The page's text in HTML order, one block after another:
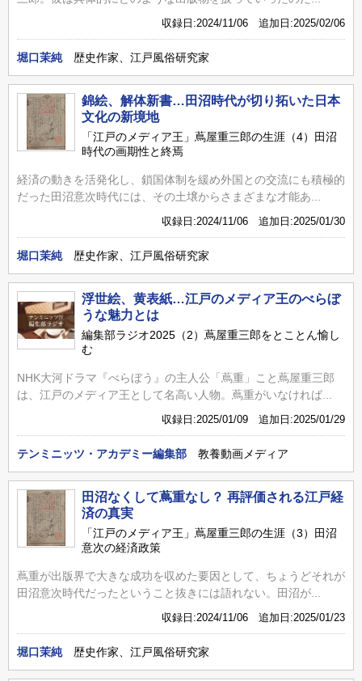
収録日:2024/11/06 追加日:2025/02/06
堀口茉純 歴史作家、江戸風俗研究家
錦絵、解体新書…田沼時代が切り拓いた日本
文化の新境地
「江戸のメディア王」蔦屋重三郎の生涯（4）田沼
時代の画期性と終焉
経済の動きを活発化し、鎖国体制を緩め外国との交流にも積極的
だった田沼意次時代には、その土壌からさまざまな才能あ...
収録日:2024/11/06 追加日:2025/01/30
堀口茉純 歴史作家、江戸風俗研究家
浮世絵、黄表紙…江戸のメディア王のべらぼ
うな魅力とは
編集部ラジオ2025（2）蔦屋重三郎をとことん愉し
む
NHK大河ドラマ『べらぼう』の主人公「蔦重」こと蔦屋重三郎
は、江戸のメディア王として名高い人物。蔦重がいなければ...
収録日:2025/01/09 追加日:2025/01/29
テンミニッツ・アカデミー編集部 教養動画メディア
田沼なくして蔦重なし？ 再評価される江戸経
済の真実
「江戸のメディア王」蔦屋重三郎の生涯（3）田沼
意次の経済政策
蔦重が出版界で大きな成功を収めた要因として、ちょうどそれが
田沼意次時代だったということ抜きには語れない。田沼が...
収録日:2024/11/06 追加日:2025/01/23
堀口茉純 歴史作家、江戸風俗研究家